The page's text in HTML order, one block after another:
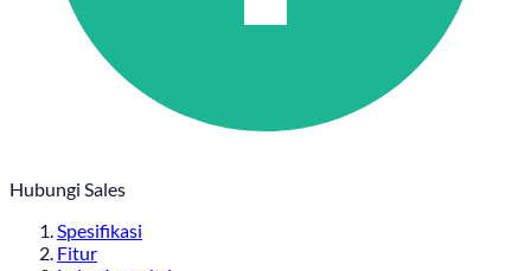
Hubungi Sales
Spesifikasi
Fitur